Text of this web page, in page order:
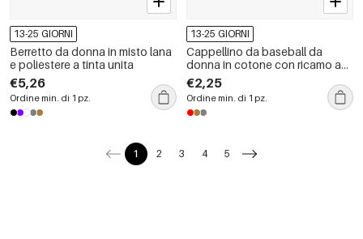
13-25 GIORNI
Berretto da donna in misto lana
e poliestere a tinta unita
€5,26
Ordine min. di 1 pz.
13-25 GIORNI
Cappellino da baseball da
donna in cotone con ricamo a
cuore
€2,25
Ordine min. di 1 pz.
1 2 3 4 5